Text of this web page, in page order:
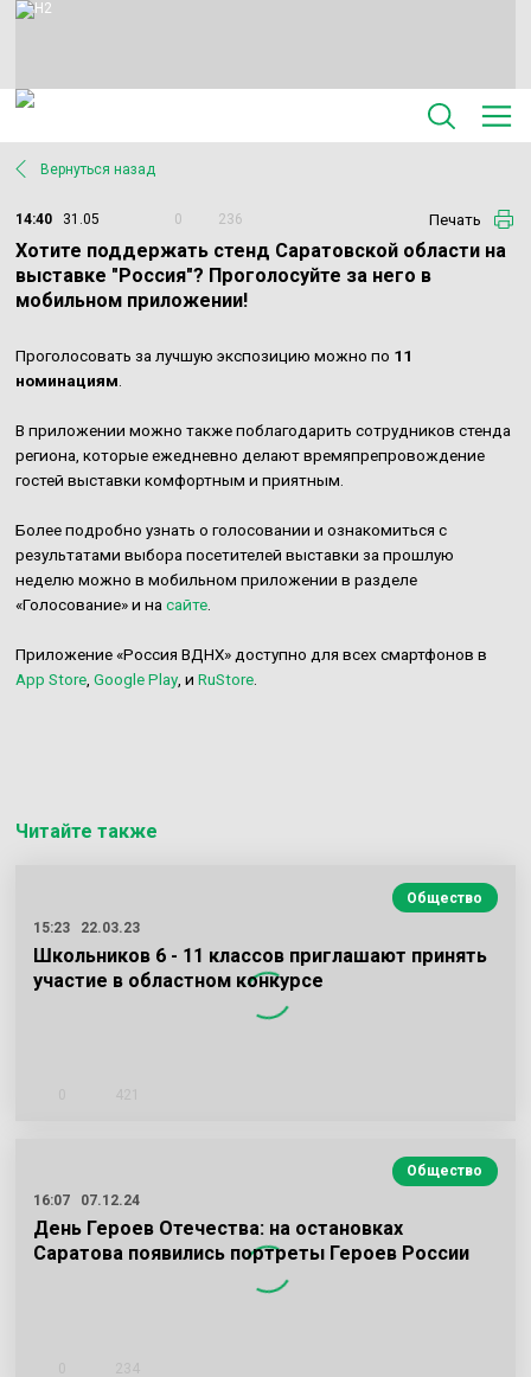
Вернуться назад
14:40 31.05 0 236 Печать
Хотите поддержать стенд Саратовской области на
выставке "Россия"? Проголосуйте за него в
мобильном приложении!
Проголосовать за лучшую экспозицию можно по 11
номинациям.
В приложении можно также поблагодарить сотрудников стенда
региона, которые ежедневно делают времяпрепровождение
гостей выставки комфортным и приятным.
Более подробно узнать о голосовании и ознакомиться с
результатами выбора посетителей выставки за прошлую
неделю можно в мобильном приложении в разделе
«Голосование» и насайте.
Приложение «Россия ВДНХ» доступно для всех смартфонов в
App Store,Google Play, иRuStore.
Читайте также
Общество
15:23
22.03.23
Школьников 6 - 11 классов приглашают принять
участие в областном конкурсе
Общество
16:07
07.12.24
День Героев Отечества: на остановках
Саратова появились портреты Героев России